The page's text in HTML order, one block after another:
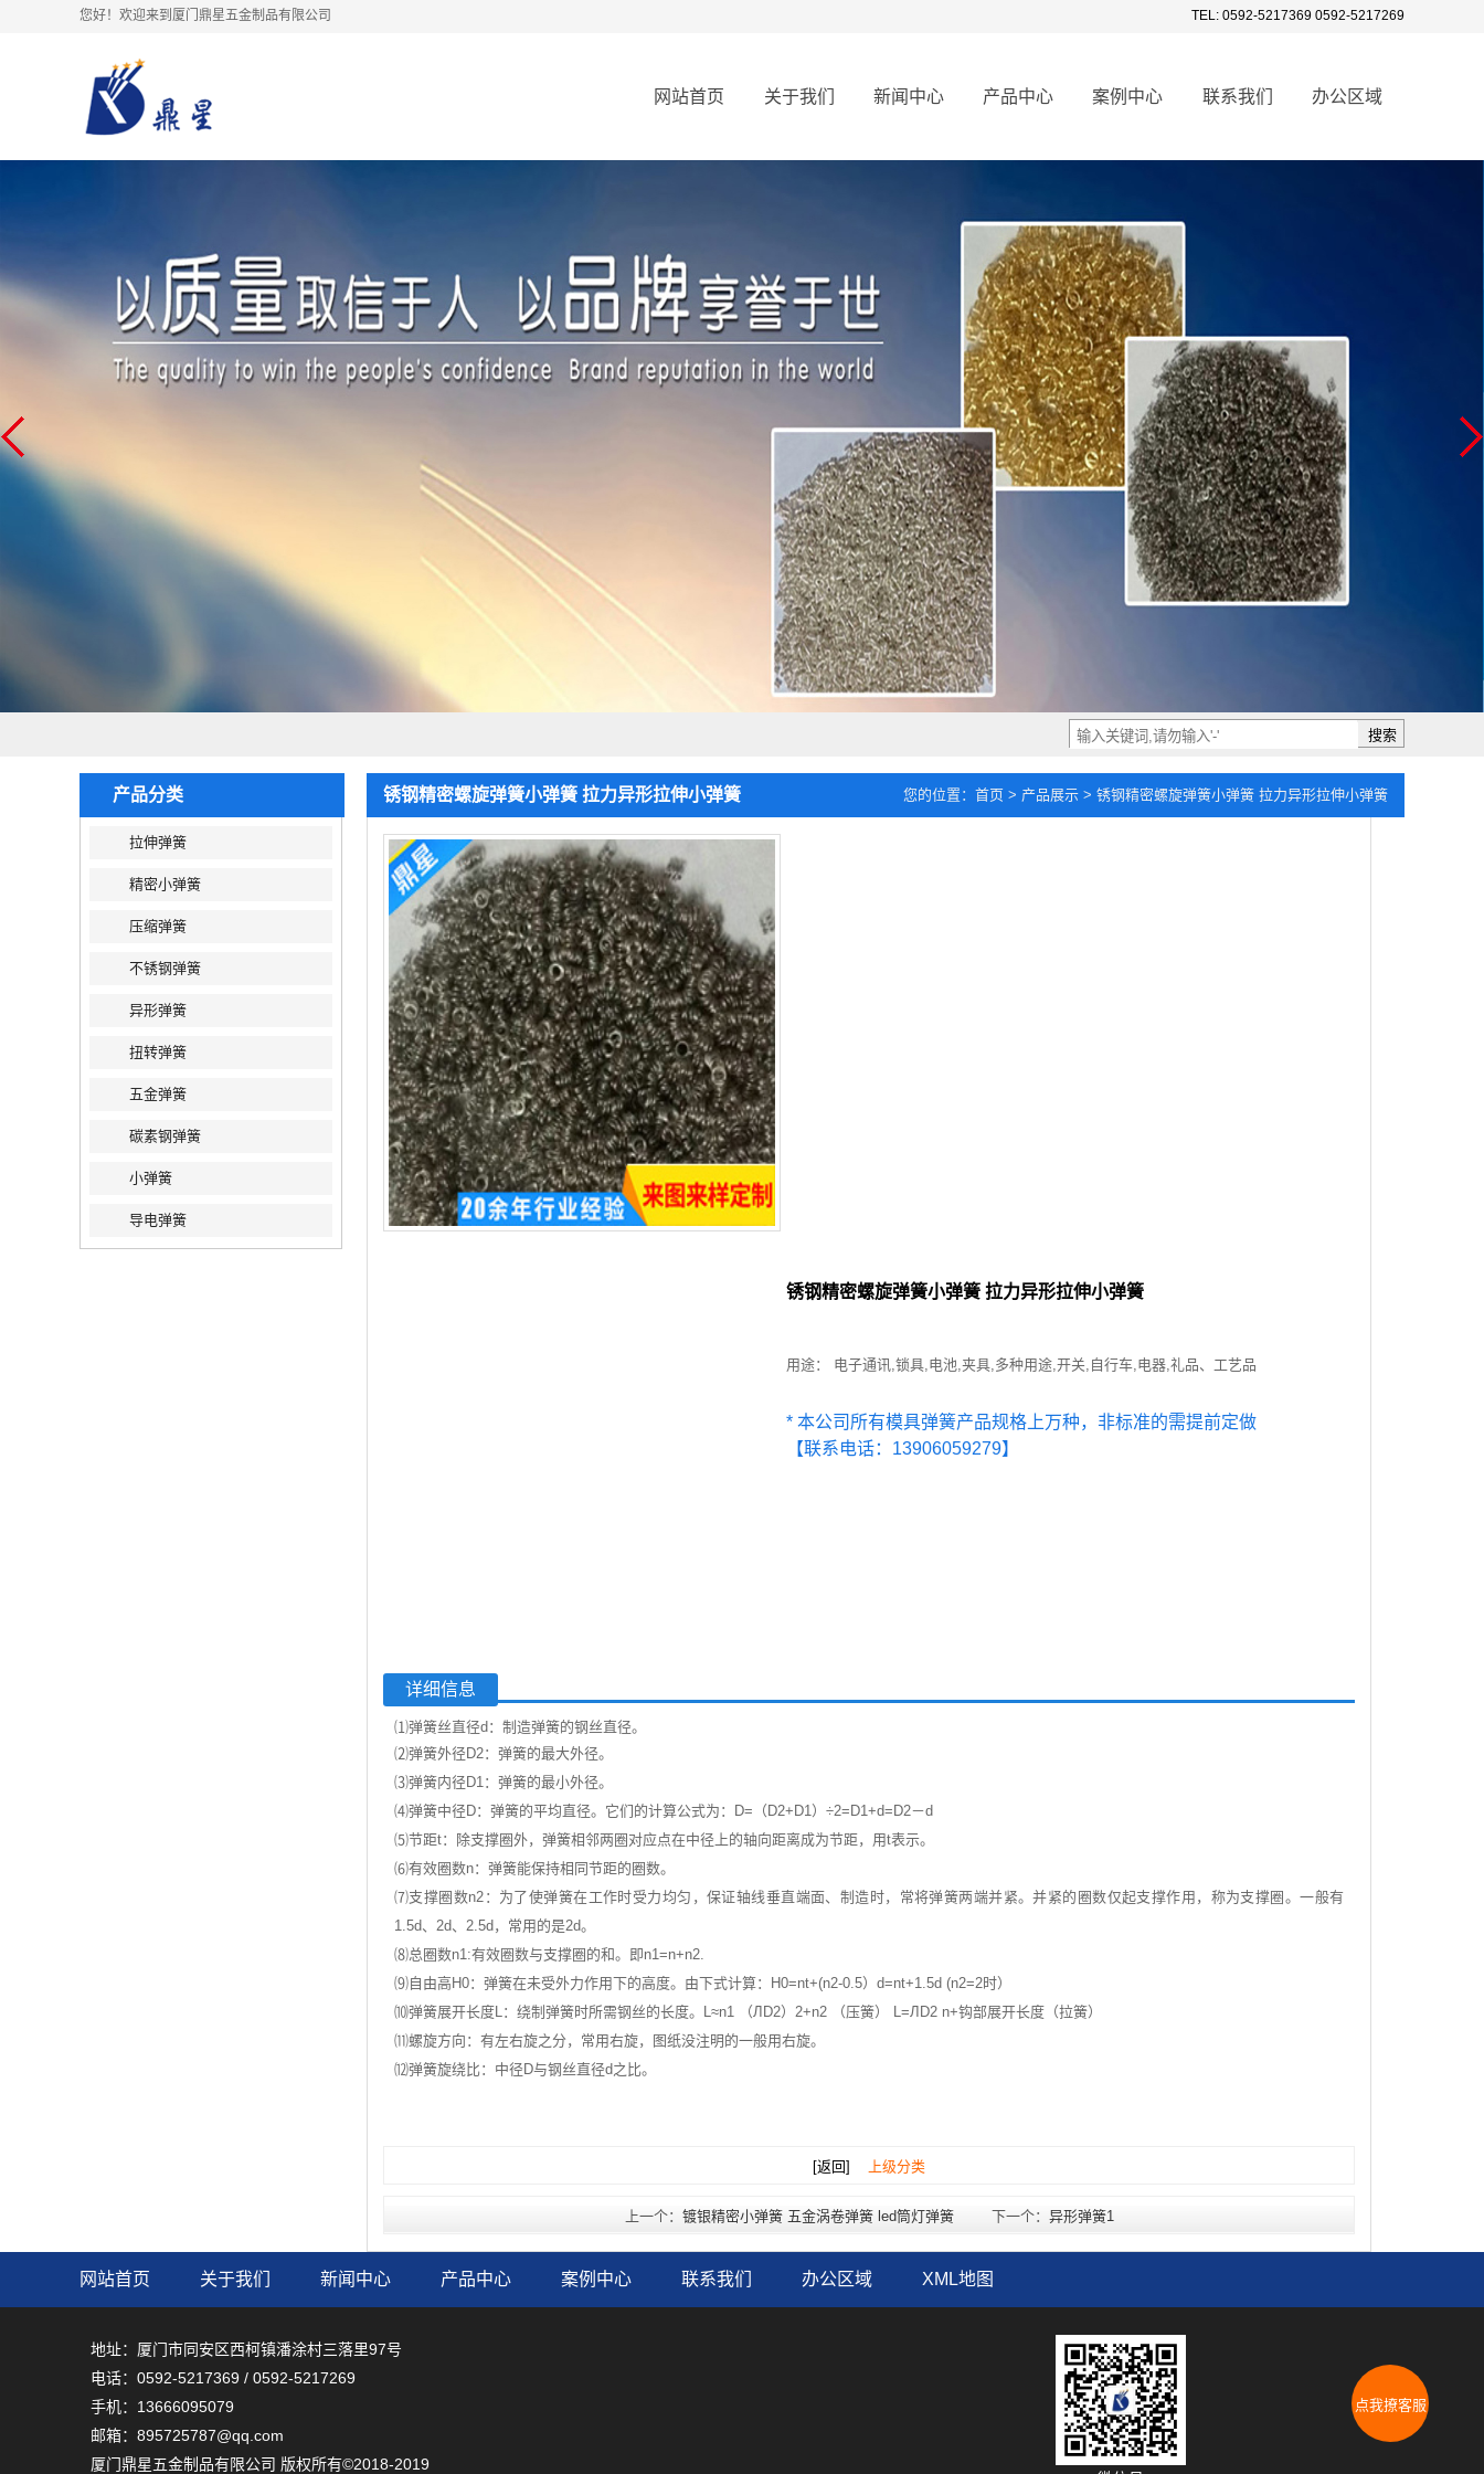
您好！欢迎来到厦门鼎星五金制品有限公司 TEL: 0592-5217369 0592-5217269
网站首页 关于我们 新闻中心 产品中心 案例中心 联系我们 办公区域
点我撩客服
搜索
产品分类
拉伸弹簧
精密小弹簧
压缩弹簧
不锈钢弹簧
异形弹簧
扭转弹簧
五金弹簧
碳素钢弹簧
小弹簧
导电弹簧
锈钢精密螺旋弹簧小弹簧 拉力异形拉伸小弹簧 您的位置： 首页 > 产品展示 > 锈钢精密螺旋弹簧小弹簧 拉力异形拉伸小弹簧
锈钢精密螺旋弹簧小弹簧 拉力异形拉伸小弹簧
用途： 电子通讯,锁具,电池,夹具,多种用途,开关,自行车,电器,礼品、工艺品
* 本公司所有模具弹簧产品规格上万种，非标准的需提前定做
【联系电话：13906059279】
详细信息
⑴弹簧丝直径d：制造弹簧的钢丝直径。
⑵弹簧外径D2：弹簧的最大外径。
⑶弹簧内径D1：弹簧的最小外径。
⑷弹簧中径D：弹簧的平均直径。它们的计算公式为：D=（D2+D1）÷2=D1+d=D2－d
⑸节距t：除支撑圈外，弹簧相邻两圈对应点在中径上的轴向距离成为节距，用t表示。
⑹有效圈数n：弹簧能保持相同节距的圈数。
⑺支撑圈数n2：为了使弹簧在工作时受力均匀，保证轴线垂直端面、制造时，常将弹簧两端并紧。并紧的圈数仅起支撑作用，称为支撑圈。一般有
1.5d、2d、2.5d，常用的是2d。
⑻总圈数n1:有效圈数与支撑圈的和。即n1=n+n2.
⑼自由高H0：弹簧在未受外力作用下的高度。由下式计算：H0=nt+(n2-0.5）d=nt+1.5d (n2=2时）
⑽弹簧展开长度L：绕制弹簧时所需钢丝的长度。L≈n1 （ЛD2）2+n2 （压簧） L=ЛD2 n+钩部展开长度（拉簧）
⑾螺旋方向：有左右旋之分，常用右旋，图纸没注明的一般用右旋。
⑿弹簧旋绕比：中径D与钢丝直径d之比。
[返回] 上级分类
上一个： 镀银精密小弹簧 五金涡卷弹簧 led筒灯弹簧 下一个： 异形弹簧1
网站首页 关于我们 新闻中心 产品中心 案例中心 联系我们 办公区域 XML地图
地址：厦门市同安区西柯镇潘涂村三落里97号
电话：0592-5217369 / 0592-5217269
手机：13666095079
邮箱：895725787@qq.com
厦门鼎星五金制品有限公司 版权所有©2018-2019